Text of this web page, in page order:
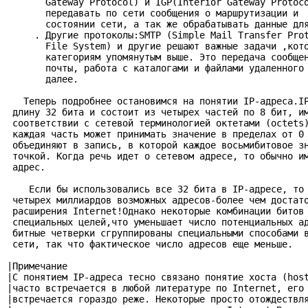
передавать по сети сообщения о маршрутизации и
состоянии сети, а так же обрабатывать данные
. Другие протоколы:SMTP (Simple Mail Transfer
File System) и другие решают важные задачи
категориям упомянутым выше. Это передача
почты, работа с каталогами и файлами удаленного
       далее.
Теперь подробнее остановимся на понятии IP-
длину 32 бита и состоит из четырех частей по 8 бит,
соответствии с сетевой терминологией октетами
каждая часть может принимать значение в пределах от
объединяют в запись, в которой каждое восьмибитовое
точкой. Когда речь идет о сетевом адресе, то обычно
адрес.
Если бы использовались все 32 бита в IP-адресе,
четырех миллиардов возможных адресов-более чем
расширения Internet!Однако некоторые комбинации битов
специальных целей,что уменьшает число потенциальных
битные четверки сгруппированы специальными способами
сети, так что фактическое число адресов еще меньше.
|Примечание
|С понятием IP-адреса тесно связано понятие хоста
|часто встречается в любой литературе по Internet,
|встречается гораздо реже. Некоторые просто